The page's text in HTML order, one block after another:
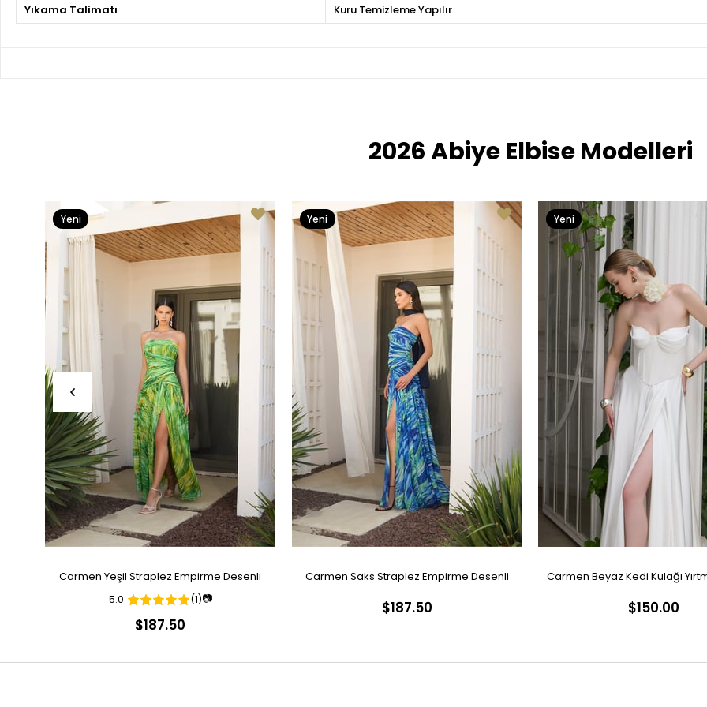
Yıkama Talimatı
Kuru Temizleme Yapılır
2026 Abiye Elbise Modelleri
Carmen Yeşil Straplez Empirme Desenli
5.0 (1)📷
$187.50
Yeni
Ürün
Carmen Saks Straplez Empirme Desenli
Abiye Elbise
$187.50
Yeni
Ürün
Carmen Beyaz Kedi Kulağı
Nikah Elbisesi
$150.00
Yeni
Ürün